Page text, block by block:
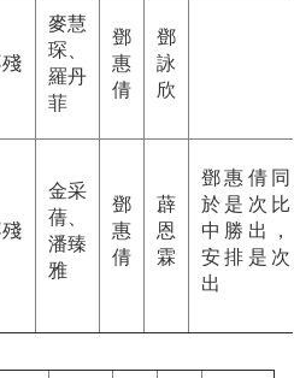
麥慧
琛、
羅丹
菲
鄧
惠
倩
鄧
詠
欣
金采
蒨、
潘臻
雅
鄧
惠
倩
薜
恩
霖
鄧惠倩
於是次
中勝出
安排是
出